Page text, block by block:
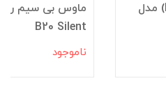
ماوس بی سیم رپو (RAPOO) مدل
B20 Silent
ناموجود